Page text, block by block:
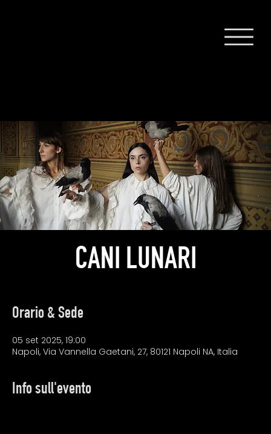
CANI LUNARI
Orario & Sede
05 set 2025, 19:00
Napoli, Via Vannella Gaetani, 27, 80121 Napoli NA, Italia
Info sull'evento